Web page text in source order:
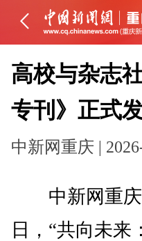
高校与杂志
专刊》正式
中新网重庆 |
中新网重庆
日，“共向未